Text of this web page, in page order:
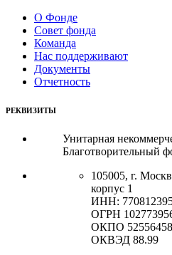
О Фонде
Совет фонда
Команда
Нас поддерживают
Документы
Отчетность
РЕКВИЗИТЫ
Унитарная
Благотворительный
105005, г.
корпус 1
ИНН:
ОГРН
ОКПО
ОКВЭД 88.99